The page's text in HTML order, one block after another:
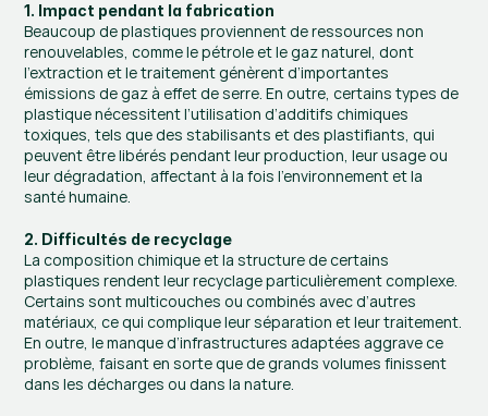
1. Impact pendant la fabrication
Beaucoup de plastiques proviennent de ressources non
renouvelables, comme le pétrole et le gaz naturel, dont
l’extraction et le traitement génèrent d’importantes
émissions de gaz à effet de serre. En outre, certains types de
plastique nécessitent l’utilisation d’additifs chimiques
toxiques, tels que des stabilisants et des plastifiants, qui
peuvent être libérés pendant leur production, leur usage ou
leur dégradation, affectant à la fois l’environnement et la
santé humaine.
2. Difficultés de recyclage
La composition chimique et la structure de certains
plastiques rendent leur recyclage particulièrement complexe.
Certains sont multicouches ou combinés avec d’autres
matériaux, ce qui complique leur séparation et leur traitement.
En outre, le manque d’infrastructures adaptées aggrave ce
problème, faisant en sorte que de grands volumes finissent
dans les décharges ou dans la nature.